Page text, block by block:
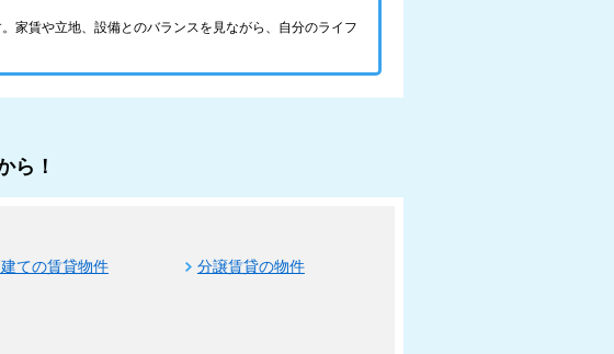
家賃や立地、設備とのバランスを見ながら、自分のライフ
ら！
ての賃貸物件
分譲賃貸の物件